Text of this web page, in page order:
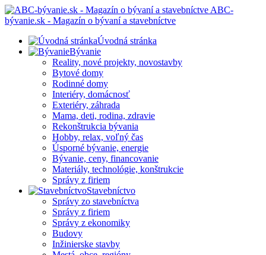
ABC-
bývanie.sk - Magazín o bývaní a stavebníctve
Úvodná stránka
Bývanie
Reality, nové projekty, novostavby
Bytové domy
Rodinné domy
Interiéry, domácnosť
Exteriéry, záhrada
Mama, deti, rodina, zdravie
Rekonštrukcia bývania
Hobby, relax, voľný čas
Úsporné bývanie, energie
Bývanie, ceny, financovanie
Materiály, technológie, konštrukcie
Správy z firiem
Stavebníctvo
Správy zo stavebníctva
Správy z firiem
Správy z ekonomiky
Budovy
Inžinierske stavby